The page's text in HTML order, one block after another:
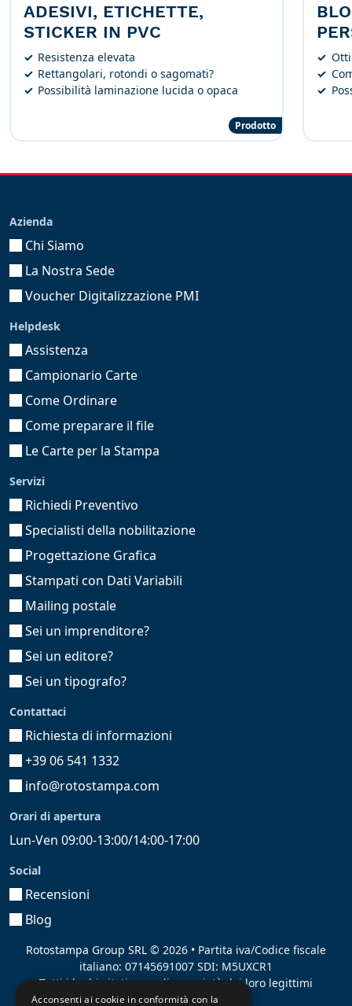
ADESIVI, ETICHETTE,
STICKER IN PVC
Resistenza elevata
Rettangolari, rotondi o sagomati?
Possibilità laminazione lucida o opaca
Prodotto
Azienda
Chi Siamo
La Nostra Sede
Voucher Digitalizzazione PMI
Helpdesk
Assistenza
Campionario Carte
Come Ordinare
Come preparare il file
Le Carte per la Stampa
Servizi
Richiedi Preventivo
Specialisti della nobilitazione
Progettazione Grafica
Stampati con Dati Variabili
Mailing postale
Sei un imprenditore?
Sei un editore?
Sei un tipografo?
Contattaci
Richiesta di informazioni
+39 06 541 1332
info@rotostampa.com
Orari di apertura
Lun-Ven 09:00-13:00/14:00-17:00
Social
Recensioni
Blog
Rotostampa Group SRL © 2026 • Partita iva/Codice fiscale
italiano: 07145691007 SDI: M5UXCR1
Tutti i loghi citati sono di proprietà dei loro legittimi
proprietari.
Acconsenti ai cookie in conformità con la